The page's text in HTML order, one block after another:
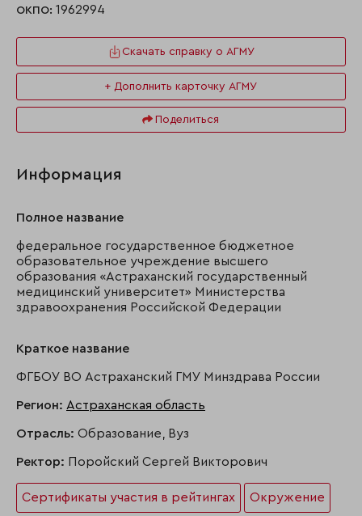
ОКПО: 1962994
Скачать справку о АГМУ
+ Дополнить карточку АГМУ
Поделиться
Информация
Полное название
федеральное государственное бюджетное
образовательное учреждение высшего
образования «Астраханский государственный
медицинский университет» Министерства
здравоохранения Российской Федерации
Краткое название
ФГБОУ ВО Астраханский ГМУ Минздрава России
Регион: Астраханская область
Отрасль: Образование, Вуз
Ректор: Поройский Сергей Викторович
Сертификаты участия в рейтингах Окружение